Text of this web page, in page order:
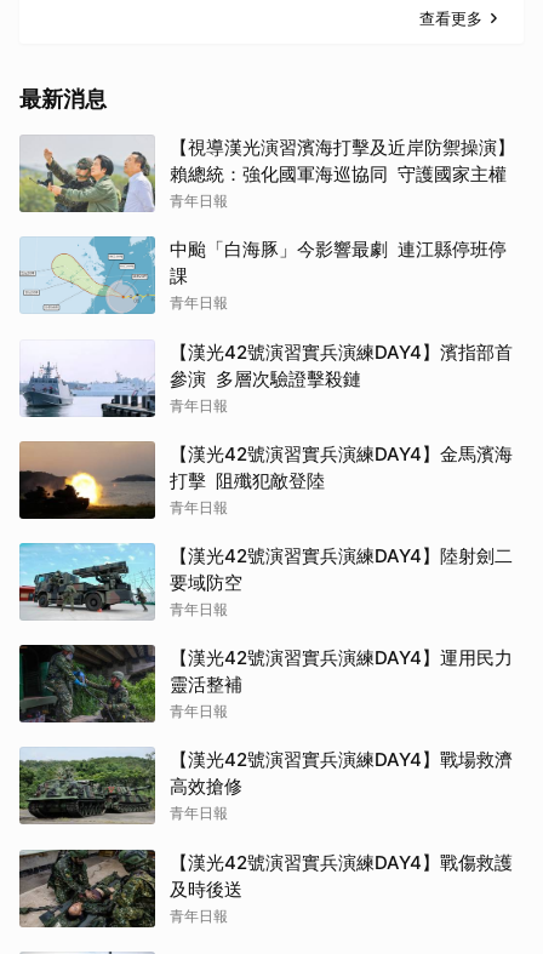
查看更多
最新消息
【視導漢光演習濱海打擊及近岸防禦操演】
賴總統：強化國軍海巡協同 守護國家主權
青年日報
中颱「白海豚」今影響最劇 連江縣停班停
課
青年日報
【漢光42號演習實兵演練DAY4】濱指部首
參演 多層次驗證擊殺鏈
青年日報
【漢光42號演習實兵演練DAY4】金馬濱海
打擊 阻殲犯敵登陸
青年日報
【漢光42號演習實兵演練DAY4】陸射劍二
要域防空
青年日報
【漢光42號演習實兵演練DAY4】運用民力
靈活整補
青年日報
【漢光42號演習實兵演練DAY4】戰場救濟
高效搶修
青年日報
【漢光42號演習實兵演練DAY4】戰傷救護
及時後送
青年日報